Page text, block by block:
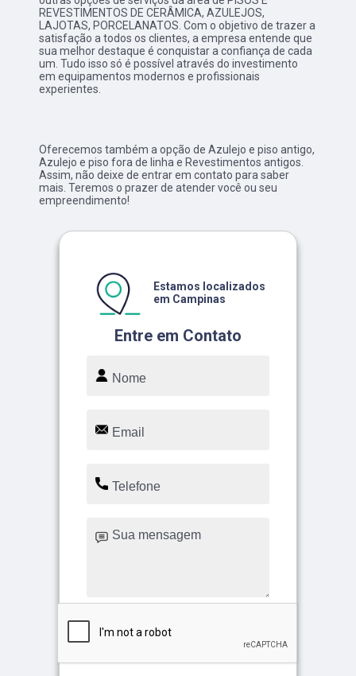
REVESTIMENTOS DE CERÂMICA, AZULEJOS,
LAJOTAS, PORCELANATOS. Com o objetivo de trazer a
satisfação a todos os clientes, a empresa entende que
sua melhor destaque é conquistar a confiança de cada
um. Tudo isso só é possível através do investimento
em equipamentos modernos e profissionais
experientes.
Oferecemos também a opção de Azulejo e piso antigo,
Azulejo e piso fora de linha e Revestimentos antigos.
Assim, não deixe de entrar em contato para saber
mais. Teremos o prazer de atender você ou seu
empreendimento!
Entre em Contato
Estamos localizados
em Campinas